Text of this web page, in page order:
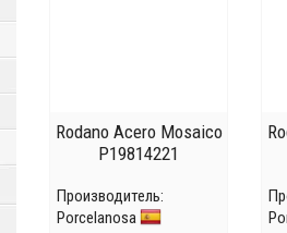
Rodano Acero Mosaico
P19814221
Производитель:
Porcelanosa